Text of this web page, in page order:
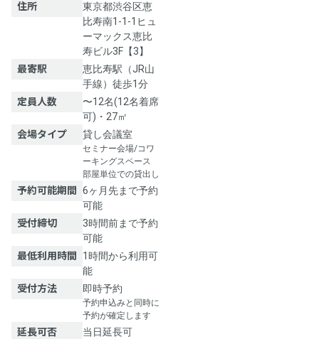
住所
東京都渋谷区恵
比寿南1-1-1ヒュ
ーマックス恵比
寿ビル3F【3】
最寄駅
恵比寿駅（JR山
手線）徒歩1分
定員人数
〜12名(12名着席
可)・27㎡
会場タイプ
貸し会議室
セミナー会場/コワ
ーキングスペース
部屋単位での貸出し
予約可能期間
6ヶ月先まで予約
可能
受付締切
3時間前まで予約
可能
最低利用時間
1時間から利用可
能
受付方法
即時予約
予約申込みと同時に
予約が確定します
延長可否 当日延長可